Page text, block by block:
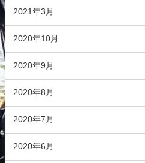
2021年3月
2020年10月
2020年9月
2020年8月
2020年7月
2020年6月